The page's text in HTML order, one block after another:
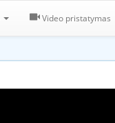
Video pristatymas